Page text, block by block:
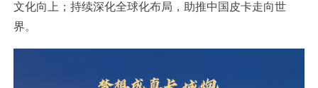
文化向上；持续深化全球化布局，助推中国皮卡走向世
界。